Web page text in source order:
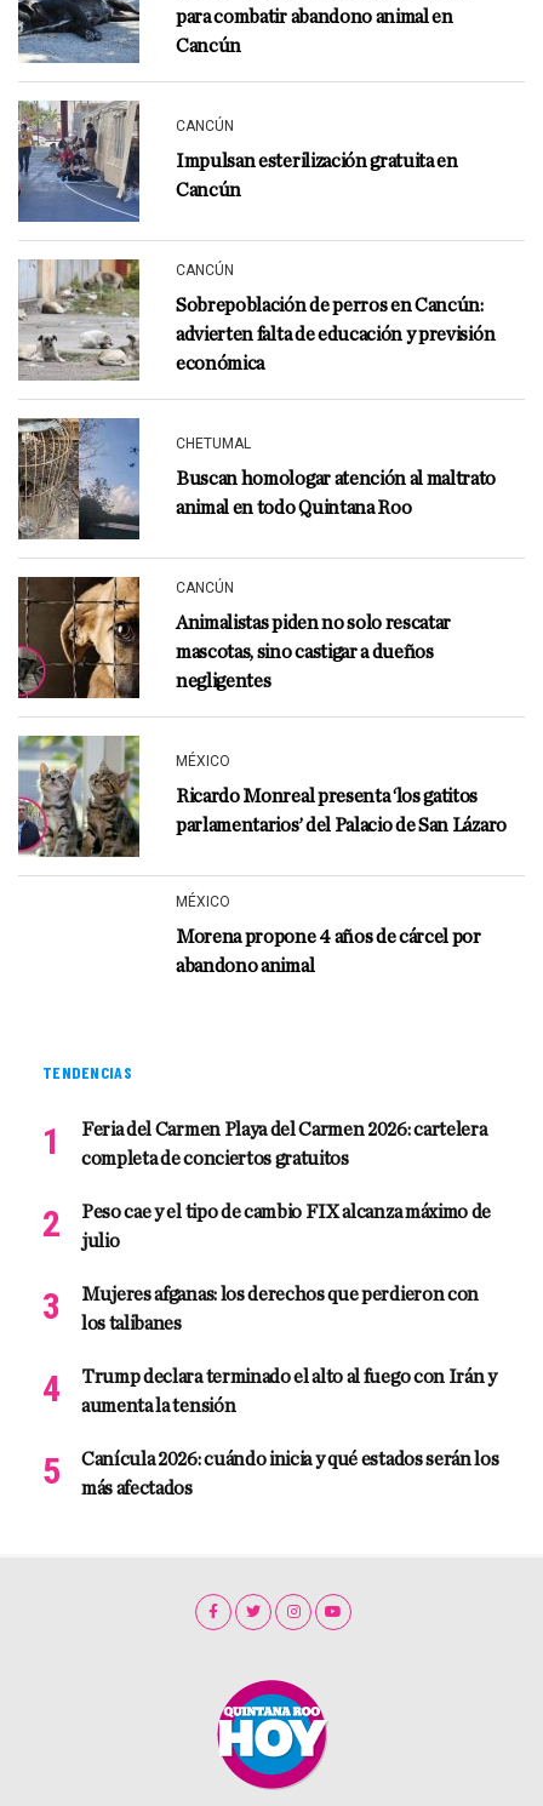
para combatir abandono animal en
Cancún
CANCÚN
Impulsan esterilización gratuita en
Cancún
CANCÚN
Sobrepoblación de perros en Cancún:
advierten falta de educación y previsión
económica
CHETUMAL
Buscan homologar atención al maltrato
animal en todo Quintana Roo
CANCÚN
Animalistas piden no solo rescatar
mascotas, sino castigar a dueños
negligentes
MÉXICO
Ricardo Monreal presenta ‘los gatitos
parlamentarios’ del Palacio de San Lázaro
MÉXICO
Morena propone 4 años de cárcel por
abandono animal
TENDENCIAS
Feria del Carmen Playa del Carmen 2026: cartelera
completa de conciertos gratuitos
Peso cae y el tipo de cambio FIX alcanza máximo de
julio
Mujeres afganas: los derechos que perdieron con
los talibanes
Trump declara terminado el alto al fuego con Irán y
aumenta la tensión
Canícula 2026: cuándo inicia y qué estados serán los
más afectados